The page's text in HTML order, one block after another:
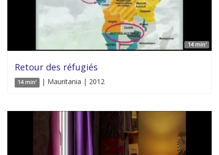
14 min'
Retour des réfugiés
14 min' | Mauritania | 2012